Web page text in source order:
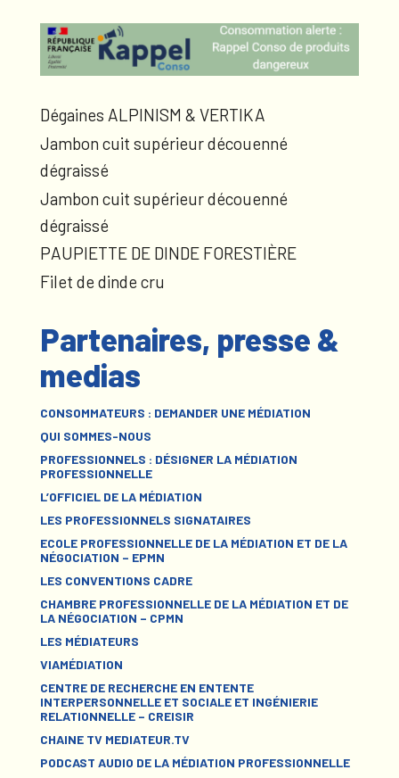
Dégaines ALPINISM & VERTIKA
Jambon cuit supérieur découenné
dégraissé
Jambon cuit supérieur découenné
dégraissé
PAUPIETTE DE DINDE FORESTIÈRE
Filet de dinde cru
Partenaires, presse &
medias
CONSOMMATEURS : DEMANDER UNE MÉDIATION
QUI SOMMES-NOUS
PROFESSIONNELS : DÉSIGNER LA MÉDIATION
PROFESSIONNELLE
L’OFFICIEL DE LA MÉDIATION
LES PROFESSIONNELS SIGNATAIRES
ECOLE PROFESSIONNELLE DE LA MÉDIATION ET DE LA
NÉGOCIATION – EPMN
LES CONVENTIONS CADRE
CHAMBRE PROFESSIONNELLE DE LA MÉDIATION ET DE
LA NÉGOCIATION – CPMN
LES MÉDIATEURS
VIAMÉDIATION
CENTRE DE RECHERCHE EN ENTENTE
INTERPERSONNELLE ET SOCIALE ET INGÉNIERIE
RELATIONNELLE – CREISIR
CHAINE TV MEDIATEUR.TV
PODCAST AUDIO DE LA MÉDIATION PROFESSIONNELLE